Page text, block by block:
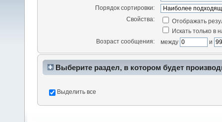
Порядок сортировки:
Свойства:
Отображать
Искать только в
Возраст сообщения:
между и
Выберите раздел, в котором будет
Выделить все